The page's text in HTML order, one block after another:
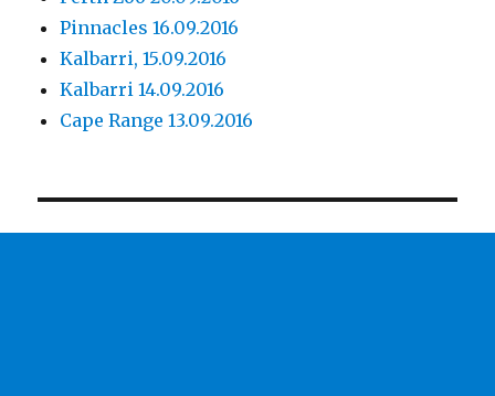
Pinnacles 16.09.2016
Kalbarri, 15.09.2016
Kalbarri 14.09.2016
Cape Range 13.09.2016